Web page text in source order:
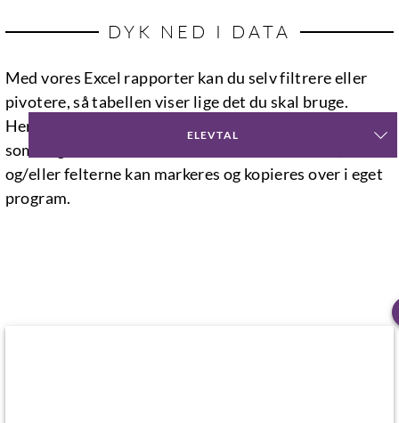
DYK NED I DATA
Med vores Excel rapporter kan du selv filtrere eller
pivotere, så tabellen viser lige det du skal bruge.
Herefter kan filen enten downloades til egen maskine,
som dog mister forbindelsen til datavarehuset,
og/eller felterne kan markeres og kopieres over i eget
program.
ELEVTAL